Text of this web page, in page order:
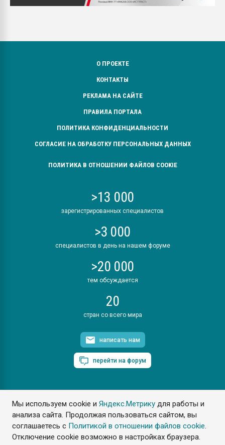
Мы используем cookie иЯндекс.Метрику для работы и
анализа сайта. Продолжая пользоваться сайтом, вы
соглашаетесь с Политикой в отношении файлов cookie.
Отключение cookie возможно в настройках браузера.
О ПРОЕКТЕ
КОНТАКТЫ
РЕКЛАМА НА САЙТЕ
ПРАВИЛА ПОРТАЛА
ПОЛИТИКА КОНФИДЕНЦИАЛЬНОСТИ
СОГЛАСИЕ НА ОБРАБОТКУ ПЕРСОНАЛЬНЫХ ДАННЫХ
ПОЛИТИКА В ОТНОШЕНИИ ФАЙЛОВ COOKIE
>13 000
зарегистрированных специалистов
>3 000
специалистов в день на нашем форуме
>20 000
тем обсуждается
20
стран со всего мира
написать нам
перейти на форум
ПластЭксперт © 2006. Все права защищены
Разрешается копирование материалов сайта с обязательной
ссылкой на www.e-plastic.ru
Разработка сайта